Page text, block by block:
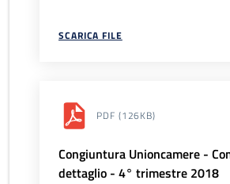
SCARICA FILE
PDF (126KB)
Congiuntura Unioncamere -
dettaglio - 4° trimestre 2018